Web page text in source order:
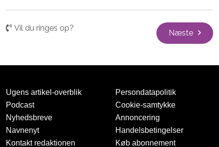
Vil du ringes op?
Næste
Ugens artikel-overblik
Podcast
Nyhedsbreve
Navnenyt
Kontakt redaktionen
Persondatapolitik
Cookie-samtykke
Annoncering
Handelsbetingelser
Køb abonnement